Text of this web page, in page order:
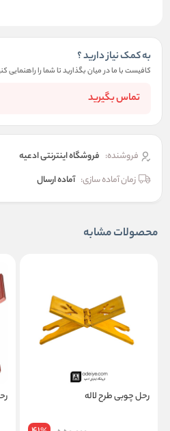
به کمک نیاز دارید ؟
کافیست با ما در میان بگذارید تا شما را راهنمایی
تماس بگیرید
فروشنده: فروشگاه اینترنتی ادعیه
زمان آماده سازی: آماده ارسال
محصولات مشابه
رحل چوبی طرح لاله